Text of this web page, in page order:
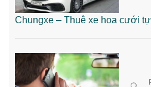
Chungxe – Thuê xe hoa cưới